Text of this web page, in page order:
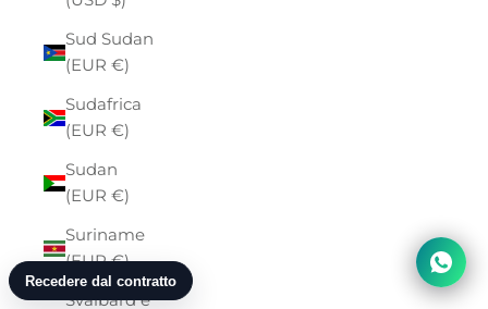
Sud Sudan
(EUR €)
Sudafrica
(EUR €)
Sudan
(EUR €)
Suriname
(EUR €)
Svalbard e